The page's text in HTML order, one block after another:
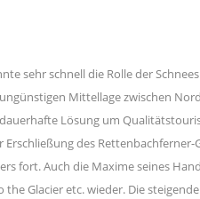
sehr schnell die Rolle der
Mittellage zwischen
Lösung um
des Rettenbachferner-
fort. Auch die Maxime seines
Glacier etc. wieder. Die